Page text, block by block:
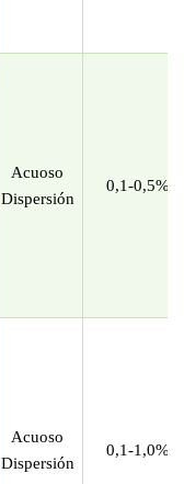
Acuoso
Dispersión
0,1-0,5%
Acuoso
Dispersión
0,1-1,0%